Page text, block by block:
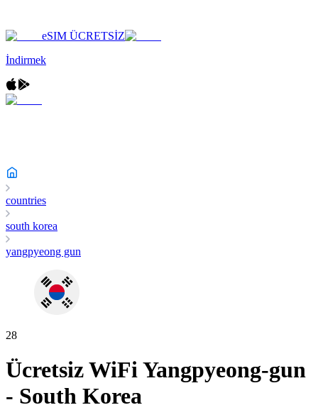
eSIM ÜCRETSİZ
İndirmek
countries
south korea
yangpyeong gun
28
Ücretsiz WiFiYangpyeong-gun
- South Korea